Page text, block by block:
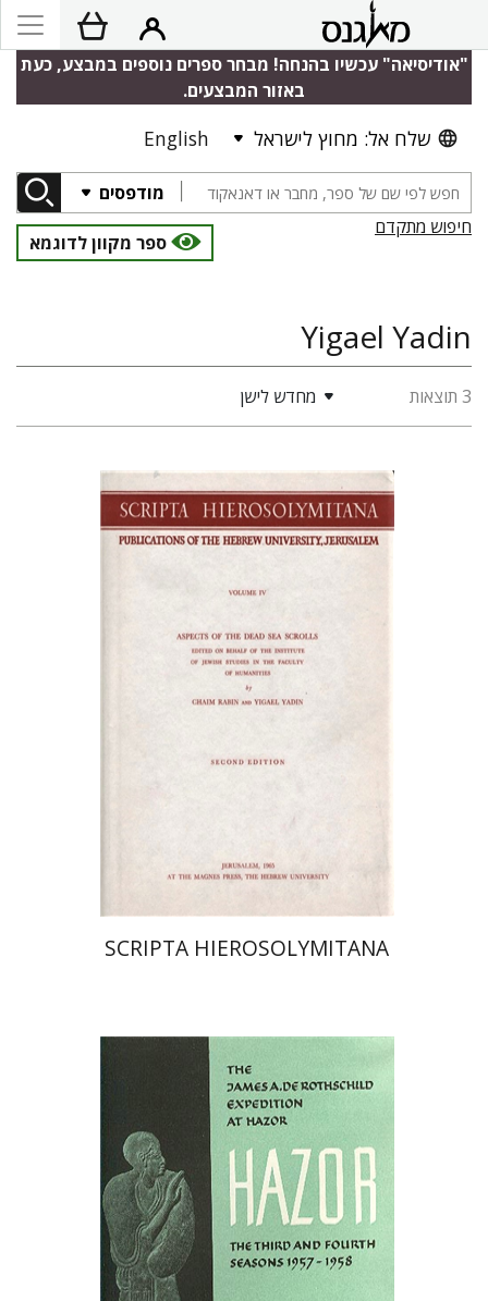
"אודיסיאה" עכשיו בהנחה! מבחר ספרים נוספים במבצע, כעת
באזור המבצעים.
שלח אל: מחוץ לישראל English
מודפסים
חיפוש מתקדם
ספר מקוון לדוגמא
Yigael Yadin
3 תוצאות מחדש לישן
Yigael Yadin חיים רבין
הנחת אתר ספר מודפס
SCRIPTA HIEROSOLYMITANA
Yigael Yadin